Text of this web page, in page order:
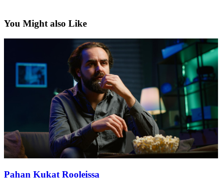
You Might also Like
Pahan Kukat Rooleissa